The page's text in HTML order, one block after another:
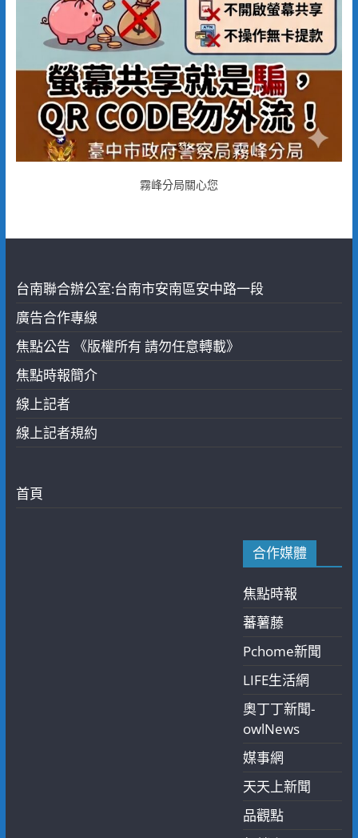
霧峰分局關心您
台南聯合辦公室:台南市安南區安中路一段
廣告合作專線
焦點公告 《版權所有 請勿任意轉載》
焦點時報簡介
線上記者
線上記者規約
首頁
合作媒體
焦點時報
蕃薯藤
Pchome新聞
LIFE生活網
奧丁丁新聞-
owlNews
媒事網
天天上新聞
品觀點